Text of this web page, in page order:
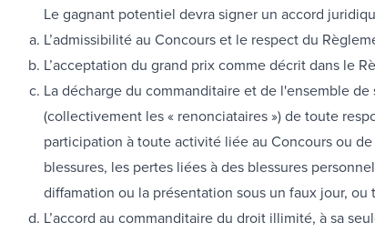
Le gagnant potentiel devra signer un accord
L’admissibilité au Concours et le respect du
L’acceptation du grand prix comme décrit dans le
La décharge du commanditaire et de l'ensemble
(collectivement les « renonciataires ») de toute
participation à toute activité liée au Concours ou
blessures, les pertes liées à des blessures
diffamation ou la présentation sous un faux jour,
L’accord au commanditaire du droit illimité, à sa